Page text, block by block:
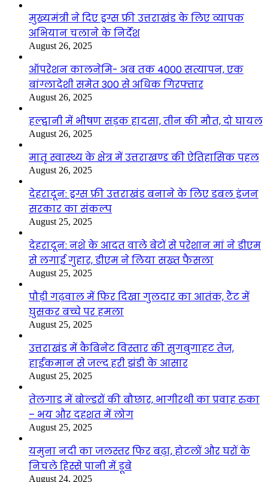
मुख्यमंत्री ने दिए ड्रग्स फ्री उत्तराखंड के लिए व्यापक
अभियान चलाने के निर्देश
August 26, 2025
ऑपरेशन कालनेमि- अब तक 4000 सत्यापन, एक
बांग्लादेशी समेत 300 से अधिक गिरफ्तार
August 26, 2025
हल्द्वानी में भीषण सड़क हादसा, तीन की मौत, दो घायल
August 26, 2025
मातृ स्वास्थ्य के क्षेत्र में उत्तराखण्ड की ऐतिहासिक पहल
August 26, 2025
देहरादून: ड्रग्स फ्री उत्तराखंड बनाने के लिए डबल इंजन
सरकार का संकल्प
August 25, 2025
देहरादून: नशे के आदत वाले बेटों से परेशान मां ने डीएम
से लगाई गुहार, डीएम ने लिया सख्त फैसला
August 25, 2025
पौड़ी गढ़वाल में फिर दिखा गुलदार का आतंक, टैंट में
घुसकर बच्चे पर हमला
August 25, 2025
उत्तराखंड में कैबिनेट विस्तार की सुगबुगाहट तेज,
हाईकमान से जल्द हरी झंडी के आसार
August 25, 2025
तेलगाड में बोल्डरों की बौछार, भागीरथी का प्रवाह रुका
– भय और दहशत में लोग
August 25, 2025
यमुना नदी का जलस्तर फिर बढ़ा, होटलों और घरों के
निचले हिस्से पानी में डूबे
August 24, 2025